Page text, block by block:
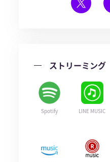
ストリーミング
Spotify LINE MUSIC